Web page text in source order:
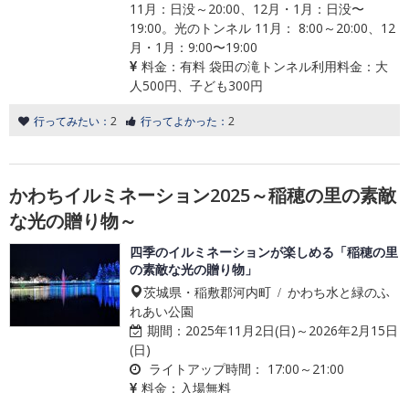
11月：日没～20:00、12月・1月：日没〜
19:00。光のトンネル 11月： 8:00～20:00、12
月・1月：9:00〜19:00
料金： 有料 袋田の滝トンネル利用料金：大
人500円、子ども300円
行ってみたい： 2 行ってよかった： 2
かわちイルミネーション2025～稲穂の里の素敵
な光の贈り物～
四季のイルミネーションが楽しめる「稲穂の里
の素敵な光の贈り物」
茨城県・稲敷郡河内町 / かわち水と緑のふ
れあい公園
期間： 2025年11月2日(日)～2026年2月15日
(日)
ライトアップ時間： 17:00～21:00
料金： 入場無料